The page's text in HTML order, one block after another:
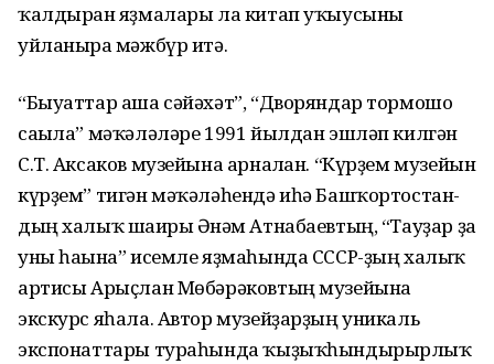
ҡалдырған яҙмалары ла китап уҡыусыны
уйланырға мәж­бүр итә.
“Быуаттар аша сәйәхәт”, “Дворяндар тормошо
сағыла” мәҡә­лә­ләре 1991 йылдан эшләп килгән
С.Т. Аксаков музейына арналған. “Күрҙем музейын
күрҙем” тигән мәҡәләһендә иһә Башҡортостан­
дың халыҡ шағиры Әнғәм Атна­баевтың, “Тауҙар ҙа
уны һағына” исемле яҙмаһында СССР-ҙың халыҡ
артисы Арыҫлан Мөбәрә­ков­тың музейына
экскурс яһала. Автор музейҙарҙың уникаль
экспонаттары тураһында ҡыҙыҡһын­дырырлыҡ